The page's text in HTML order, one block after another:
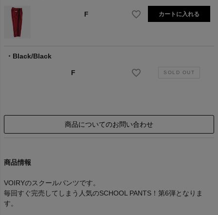
F カートに入れる
Black/Black
F
商品についてのお問い合わせ
商品情報
VOIRYのスクールパンツです。
毎回すぐ完売してしまう人気のSCHOOL PANTS！第6弾となりま
す。